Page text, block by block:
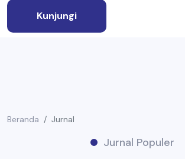
Kunjungi
Beranda Jurnal
Jurnal Populer